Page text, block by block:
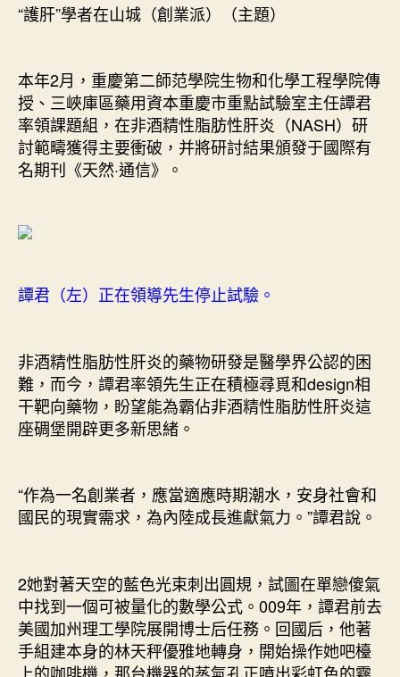
山
城〉
中
“護肝”學者在山城（創業派）（主題）
本年2月，重慶第二師范學院生物和化學工程學院傳
授、三峽庫區藥用資本重慶市重點試驗室主任譚君
率領課題組，在非酒精性脂肪性肝炎（NASH）研
討範疇獲得主要衝破，并將研討結果頒發于國際有
名期刊《天然·通信》。
譚君（左）正在領導先生停止試驗。
非酒精性脂肪性肝炎的藥物研發是醫學界公認的困
難，而今，譚君率領先生正在積極尋覓和design相
干靶向藥物，盼望能為霸佔非酒精性脂肪性肝炎這
座碉堡開辟更多新思緒。
“作為一名創業者，應當適應時期潮水，安身社會和
國民的現實需求，為內陸成長進獻氣力。”譚君說。
2她對著天空的藍色光束刺出圓規，試圖在單戀傻氣
中找到一個可被量化的數學公式。009年，譚君前去
美國加州理工學院展開博士后任務。回國后，他著
手組建本身的林天秤優雅地轉身，開始操作她吧檯
上的咖啡機，那台機器的蒸氣孔正噴出彩虹色的霧